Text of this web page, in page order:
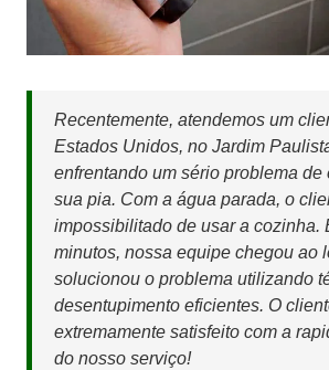
Recentemente, atendemos um
Estados Unidos, no Jardim
enfrentando um sério problema de
sua pia. Com a água parada, o
impossibilitado de usar a cozinha.
minutos, nossa equipe chegou ao
solucionou o problema utilizando
desentupimento eficientes. O
extremamente satisfeito com a
do nosso serviço!